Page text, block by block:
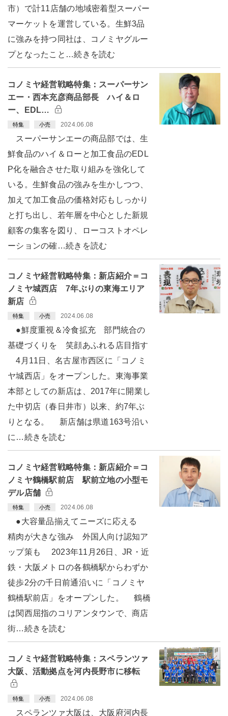
市）で計11店舗の地域密着型スーパー
マーケットを運営している。生鮮3品
に強みを持つ同社は、コノミヤグルー
プとなったこと…続きを読む
コノミヤ経営戦略特集：スーパーサン
エー・西本充彦商品部長 ハイ＆ロ
ー、EDL…
特集 小売 2024.06.08
スーパーサンエーの商品部では、生
鮮食品のハイ＆ローと加工食品のEDL
P化を融合させた取り組みを強化して
いる。生鮮食品の強みを生かしつつ、
加えて加工食品の価格対応もしっかり
と打ち出し、若年層を中心とした新規
顧客の集客を図り、ローコストオペレ
ーションの確…続きを読む
コノミヤ経営戦略特集：新店紹介＝コ
ノミヤ城西店 7年ぶりの東海エリア
新店
特集 小売 2024.06.08
●鮮度重視＆冷食拡充 部門統合の
基礎づくりを 笑顔あふれる店目指す
4月11日、名古屋市西区に「コノミ
ヤ城西店」をオープンした。東海事業
本部としての新店は、2017年に開業し
た中切店（春日井市）以来、約7年ぶ
りとなる。 新店舗は県道163号沿い
に…続きを読む
コノミヤ経営戦略特集：新店紹介＝コ
ノミヤ鶴橋駅前店 駅前立地の小型モ
デル店舗
特集 小売 2024.06.08
●大容量品揃えてニーズに応える
精肉が大きな強み 外国人向け認知ア
ップ策も 2023年11月26日、JR・近
鉄・大阪メトロの各鶴橋駅からわずか
徒歩2分の千日前通沿いに「コノミヤ
鶴橋駅前店」をオープンした。 鶴橋
は関西屈指のコリアンタウンで、商店
街…続きを読む
コノミヤ経営戦略特集：スペランツァ
大阪、活動拠点を河内長野市に移転
特集 小売 2024.06.08
スペランツァ大阪は、大阪府河内長